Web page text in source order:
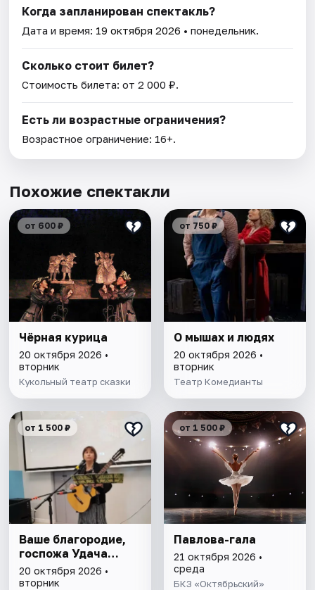
Когда запланирован спектакль?
Дата и время: 19 октября 2026 • понедельник.
Сколько стоит билет?
Стоимость билета: от 2 000 ₽.
Есть ли возрастные ограничения?
Возрастное ограничение: 16+.
Похожие спектакли
от 600 ₽
Чёрная курица
20 октября 2026 •
вторник
Кукольный театр сказки
от 750 ₽
О мышах и людях
20 октября 2026 •
вторник
Театр Комедианты
от 1 500 ₽
Ваше благородие,
госпожа Удача…
20 октября 2026 •
вторник
от 1 500 ₽
Павлова-гала
21 октября 2026 •
среда
БКЗ «Октябрьский»